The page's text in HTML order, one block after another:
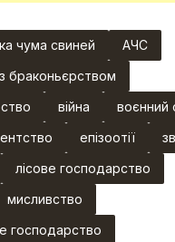
чума свиней
АЧС
браконьєрством
війна
воєнний
епізоотії
лісове господарство
мисливство
господарство